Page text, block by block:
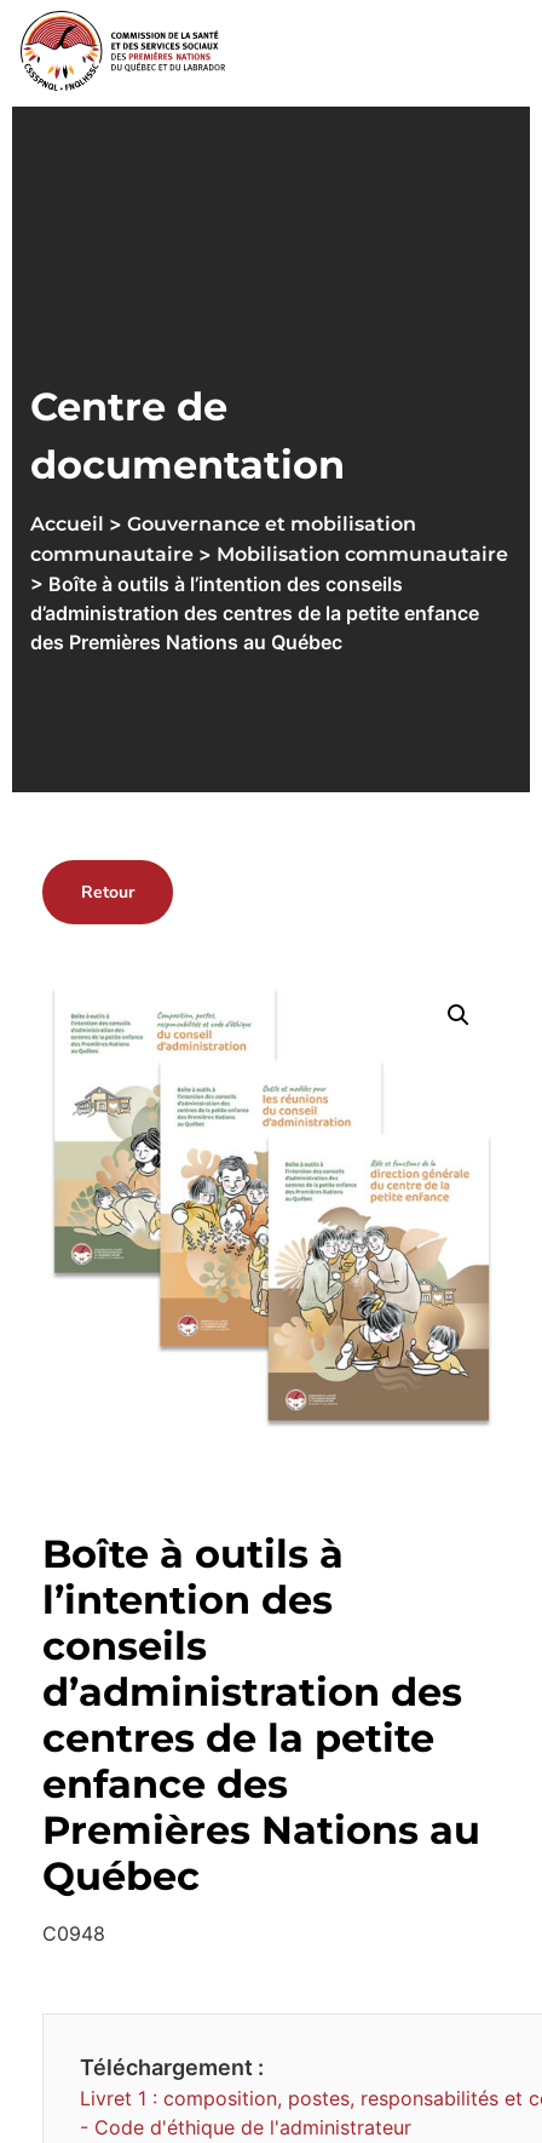
Centre de
documentation
Accueil > Gouvernance et mobilisation
communautaire > Mobilisation communautaire
> Boîte à outils à l’intention des conseils
d’administration des centres de la petite enfance
des Premières Nations au Québec
Retour
Boîte à outils à
l’intention des
conseils
d’administration des
centres de la petite
enfance des
Premières Nations au
Québec
C0948
Téléchargement :
Livret 1 : composition, postes, responsabilités et
- Code d'éthique de l'administrateur